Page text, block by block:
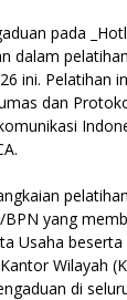
pada
dalam
ini. Pelatihan
dan
yang
Usaha
Wilayah
di